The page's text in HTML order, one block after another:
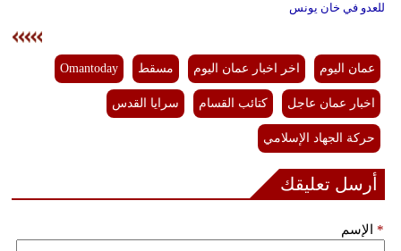
للعدو في خان يونس
عمان اليوم اخر اخبار عمان اليوم مسقط Omantoday
اخبار عمان عاجل كتائب القسام سرايا القدس
حركة الجهاد الإسلامي
أرسل تعليقك
الإسم *